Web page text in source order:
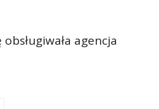
obsługiwała agencja